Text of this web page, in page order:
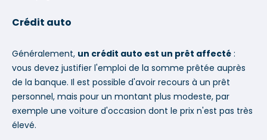
Crédit auto
Généralement, un crédit auto est un prêt affecté :
vous devez justifier l'emploi de la somme prêtée auprès
de la banque. Il est possible d'avoir recours à un prêt
personnel, mais pour un montant plus modeste, par
exemple une voiture d'occasion dont le prix n'est pas très
élevé.